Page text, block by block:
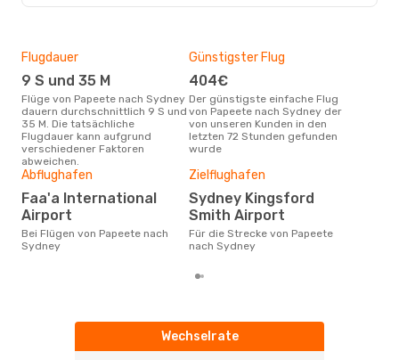
Flugdauer
9 S und 35 M
Flüge von Papeete nach Sydney
dauern durchschnittlich 9 S und
35 M. Die tatsächliche
Flugdauer kann aufgrund
verschiedener Faktoren
abweichen.
Günstigster Flug
404€
Der günstigste einfache Flug
von Papeete nach Sydney der
von unseren Kunden in den
letzten 72 Stunden gefunden
wurde
Abflughafen
Faa'a International
Airport
Bei Flügen von Papeete nach
Sydney
Zielflughafen
Sydney Kingsford
Smith Airport
Für die Strecke von Papeete
nach Sydney
Wechselrate